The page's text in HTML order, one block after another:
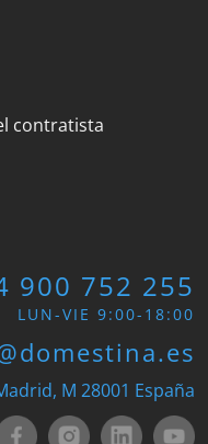
contratista
900 752 255
LUN-VIE 9:00-18:00
M 28001 España